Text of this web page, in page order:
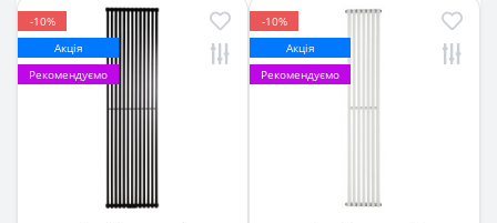
-10%
Акція
Рекомендуємо
-10%
Акція
Рекомендуємо